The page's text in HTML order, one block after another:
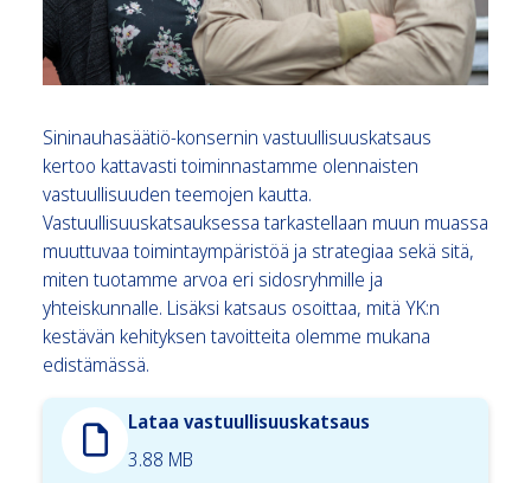
Sininauhasäätiö-konsernin vastuullisuuskatsaus
kertoo kattavasti toiminnastamme olennaisten
vastuullisuuden teemojen kautta.
Vastuullisuuskatsauksessa tarkastellaan muun muassa
muuttuvaa toimintaympäristöä ja strategiaa sekä sitä,
miten tuotamme arvoa eri sidosryhmille ja
yhteiskunnalle. Lisäksi katsaus osoittaa, mitä YK:n
kestävän kehityksen tavoitteita olemme mukana
edistämässä.
Lataa vastuullisuuskatsaus
3.88 MB